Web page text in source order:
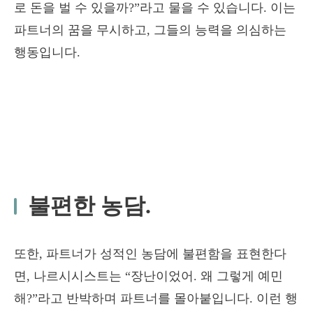
로 돈을 벌 수 있을까?”라고 물을 수 있습니다. 이는
파트너의 꿈을 무시하고, 그들의 능력을 의심하는
행동입니다.
불편한 농담.
또한, 파트너가 성적인 농담에 불편함을 표현한다
면, 나르시시스트는 “장난이었어. 왜 그렇게 예민
해?”라고 반박하며 파트너를 몰아붙입니다. 이런 행